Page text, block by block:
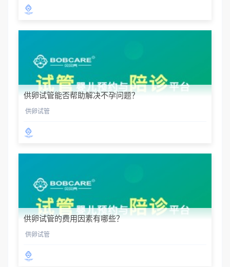
供卵试管能否帮助解决不孕问题？
供卵试管
供卵试管的费用因素有哪些？
供卵试管